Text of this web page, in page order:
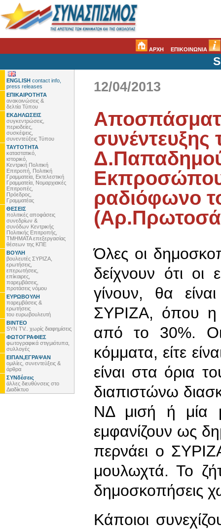
ΑΡΧΗ ΕΠΙΚΟΙΝΩΝΙΑ
ENGLISH contact info,
press releases
ΕΠΙΚΑΙΡΟΤΗΤΑ
ανακοινώσεις &
δελτία Τύπου
ΕΚΔΗΛΩΣΕΙΣ
συγκεντρώσεις,
περιοδείες,
συσκέψεις,
συνεντεύξεις Τύπου
ΤΑΥΤΟΤΗΤΑ
καταστατικό,
ιστορικό,
Κεντρική Πολιτική
Επιτροπή, Πολιτική
Γραμματεία, Εκτελεστική
Γραμματεία, Νομαρχιακές
Επιτροπές,
Πρόεδρος,
Γραμματέας
ΘΕΣΕΙΣ
πολιτικές αποφάσεις
συνεδρίων &
συνόδων Κεντρικής
Πολιτικής Επιτροπής,
ΤΜΗΜΑΤΑ επεξεργασίας
θέσεων της ΚΠΕ
ΒΟΥΛΗ
βουλευτές ΣΥΡΙΖΑ,
ερωτήσεις,
επερωτήσεις,
επίκαιρες,
παρεμβάσεις,
προτάσεις νόμου
ΕΥΡΩΒΟΥΛΗ
παρεμβάσεις &
ερωτήσεις
του ευρωβουλευτή
ΒΙΝΤΕΟ
SYN TV.. χωρίς διαφημίσεις
ΦΩΤΟΓΡΑΦΙΕΣ
φωτογραφικά στιγμιότυπα,
συλλογές
ΕΙΠΑΝ,ΕΓΡΑΨΑΝ
ομιλίες, συνεντεύξεις &
άρθρα
ΣΥΝδέσεις
άλλες διευθύνσεις στο
Διαδίκτυο
12/04/2013
συνέντευξης
ραδιόφωνο
Όλες οι
δείχνουν ότι οι
γίνουν, θα
ΣΥΡΙΖΑ, όπου η
από το 30%.
κόμματα, είτε
είναι στα όρια
διαπιστώνω
ΝΔ μισή ή μία
εμφανίζουν ως
περνάει ο
μουλωχτά. Το
δημοσκοπήσεις
Κάποιοι